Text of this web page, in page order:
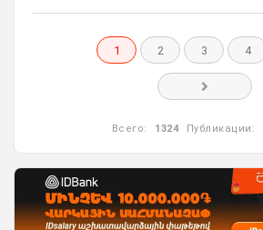
1 2 3 4
Всего: 1324 Публикации: